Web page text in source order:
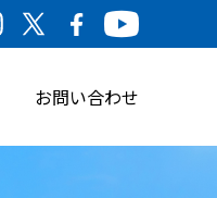
お問い合わせ